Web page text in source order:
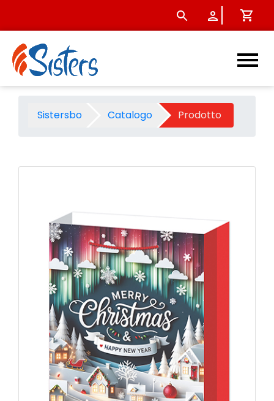
Shopper natalizia merry
Sistersbo Catalogo Prodotto